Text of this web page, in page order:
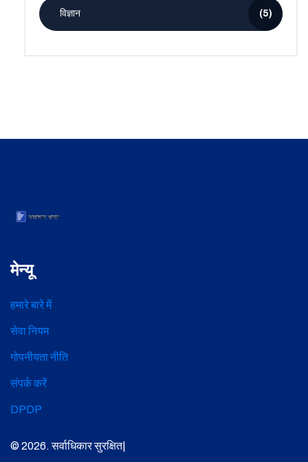
विज्ञान (5)
मेन्यू
हमारे बारे में
सेवा नियम
गोपनीयता नीति
संपर्क करें
DPDP
© 2026. सर्वाधिकार सुरक्षित|